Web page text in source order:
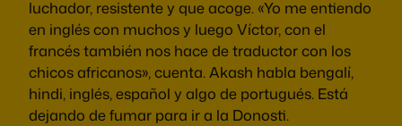
luchador, resistente y que acoge. «Yo me entiendo
en inglés con muchos y luego Víctor, con el
francés también nos hace de traductor con los
chicos africanos», cuenta. Akash habla bengalí,
hindi, inglés, español y algo de portugués. Está
dejando de fumar para ir a la Donosti.